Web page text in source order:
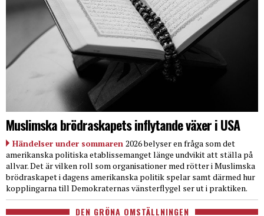
Muslimska brödraskapets inflytande växer i USA
Händelser under sommaren 2026 belyser en fråga som det
amerikanska politiska etablissemanget länge undvikit att ställa på
allvar. Det är vilken roll som organisationer med rötter i Muslimska
brödraskapet i dagens amerikanska politik spelar samt därmed hur
kopplingarna till Demokraternas vänsterflygel ser ut i praktiken.
DEN GRÖNA OMSTÄLLNINGEN